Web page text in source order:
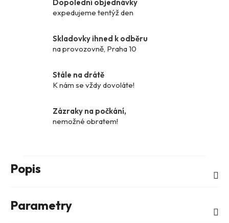
Dopolední objednávky
expedujeme tentýž den
Skladovky ihned k odběru
na provozovně, Praha 10
Stále na drátě
K nám se vždy dovoláte!
Zázraky na počkání,
nemožné obratem!
Popis
Parametry